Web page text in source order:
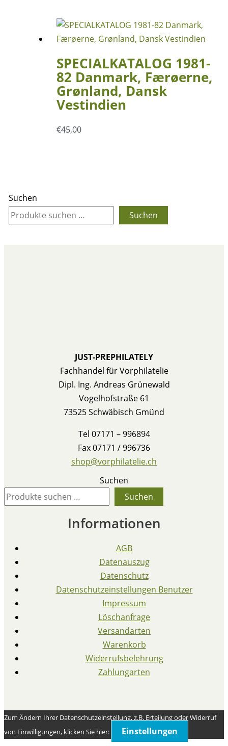
Suchen
Suchen
SPECIALKATALOG 1981-
82 Danmark, Færøerne,
Grønland, Dansk
Vestindien
€45,00
JUST-PREPHILATELY
Fachhandel für Vorphilatelie
Dipl. Ing. Andreas Grünewald
Vogelhofstraße 61
73525 Schwäbisch Gmünd
Tel 07171 – 996894
Fax 07171 / 996736
shop@vorphilatelie.ch
Suchen
Suchen
Informationen
AGB
Datenauszug
Datenschutz
Datenschutzeinstellungen Benutzer
Impressum
Löschanfrage
Versandarten
Warenkorb
Widerrufsbelehrung
Zahlungarten
Zum Ändern Ihrer Datenschutzeinstellung, z.B. Erteilung oder Widerruf
von Einwilligungen, klicken Sie hier:
Einstellungen